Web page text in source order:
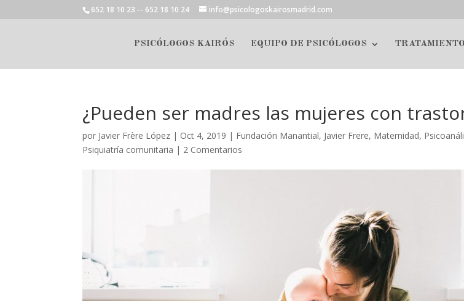
652 18 10 23 -- 652 18 10 24 info@psicologoskairosmadrid.com
PSICÓLOGOS KAIRÓS EQUIPO DE PSICÓLOGOS
¿Pueden ser madres las mujeres con
por Javier Frère López | Oct 4, 2019 | Fundación Manantial, Javier Frere, Maternidad,
Psiquiatría comunitaria | 2 Comentarios